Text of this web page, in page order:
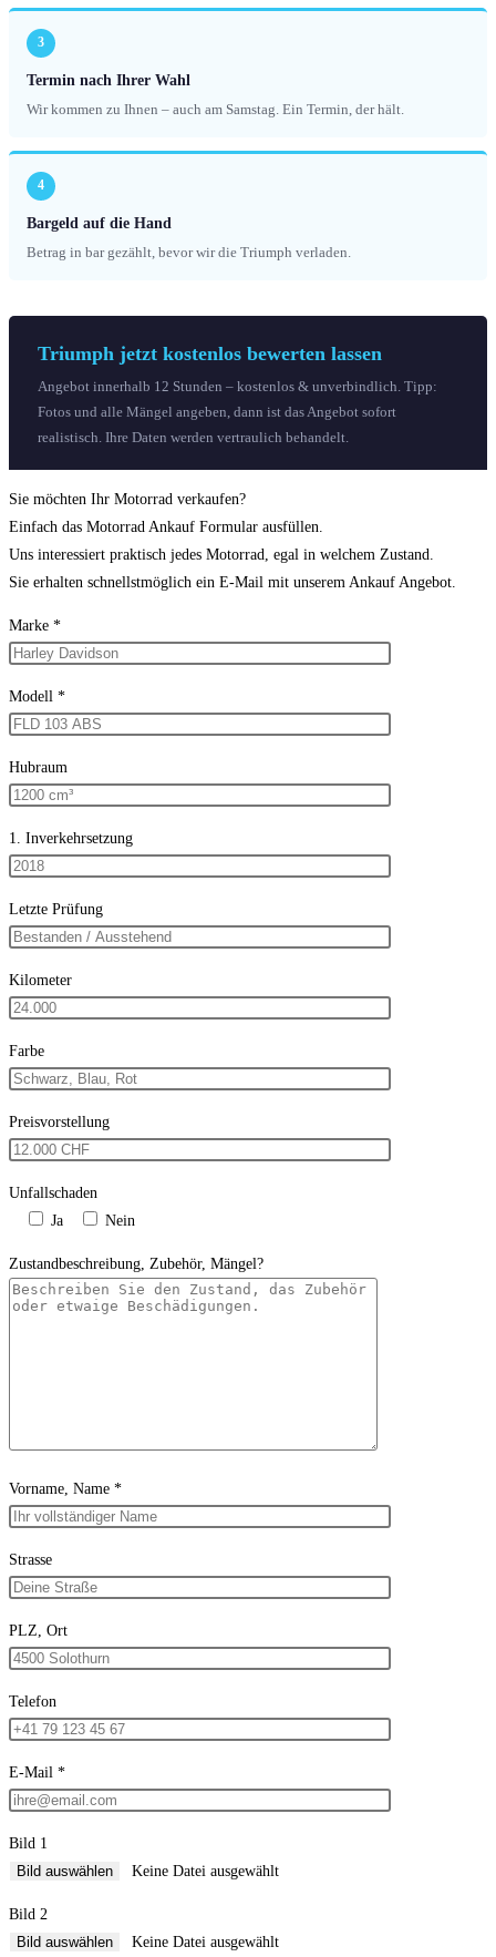
3
Termin nach Ihrer Wahl
Wir kommen zu Ihnen – auch am Samstag. Ein Termin, der hält.
4
Bargeld auf die Hand
Betrag in bar gezählt, bevor wir die Triumph verladen.
Triumph jetzt kostenlos bewerten lassen
Angebot innerhalb 12 Stunden – kostenlos & unverbindlich. Tipp:
Fotos und alle Mängel angeben, dann ist das Angebot sofort
realistisch. Ihre Daten werden vertraulich behandelt.
Sie möchten Ihr Motorrad verkaufen?
Einfach das Motorrad Ankauf Formular ausfüllen.
Uns interessiert praktisch jedes Motorrad, egal in welchem Zustand.
Sie erhalten schnellstmöglich ein E-Mail mit unserem Ankauf Angebot.
Marke *
Modell *
Hubraum
1. Inverkehrsetzung
Letzte Prüfung
Kilometer
Farbe
Preisvorstellung
Unfallschaden
Ja
Nein
Zustandbeschreibung, Zubehör, Mängel?
Vorname, Name *
Strasse
PLZ, Ort
Telefon
E-Mail *
Bild 1
Bild auswählen
Keine Datei ausgewählt
Bild 2
Bild auswählen
Keine Datei ausgewählt